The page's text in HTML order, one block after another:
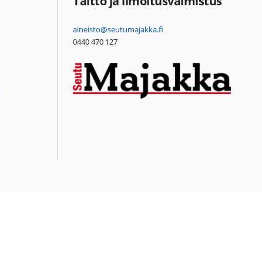
aineisto@seutumajakka.fi
0440 470 127